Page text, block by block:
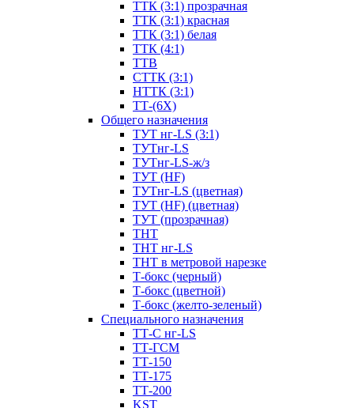
ТТК (3:1) прозрачная
ТТК (3:1) красная
ТТК (3:1) белая
ТТК (4:1)
ТТВ
СТТК (3:1)
НТТК (3:1)
ТТ-(6Х)
Общего назначения
ТУТ нг-LS (3:1)
ТУТнг-LS
ТУТнг-LS-ж/з
ТУТ (HF)
ТУТнг-LS (цветная)
ТУТ (HF) (цветная)
ТУТ (прозрачная)
ТНТ
ТНТ нг-LS
ТНТ в метровой нарезке
Т-бокс (черный)
Т-бокс (цветной)
Т-бокс (желто-зеленый)
Специального назначения
ТТ-С нг-LS
ТТ-ГСМ
ТТ-150
ТТ-175
ТТ-200
KST